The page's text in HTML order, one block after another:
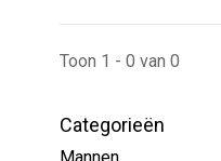
Toon 1 - 0 van 0
Categorieën